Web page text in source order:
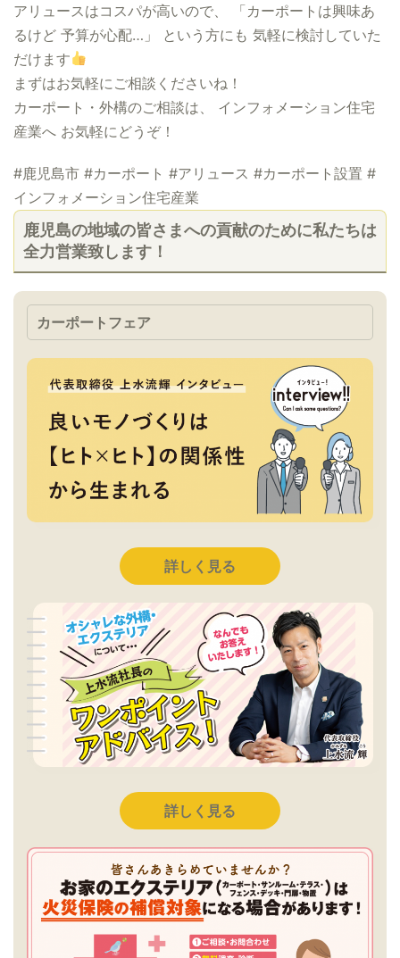
アリュースはコスパが高いので、 「カーポートは興味あ
るけど 予算が心配…」 という方にも 気軽に検討していた
だけます
まずはお気軽にご相談くださいね！
カーポート・外構のご相談は、 インフォメーション住宅
産業へ お気軽にどうぞ！
#鹿児島市 #カーポート #アリュース #カーポート設置 #
インフォメーション住宅産業
鹿児島の地域の皆さまへの貢献のために私たちは
全力営業致します！
カーポートフェア
詳しく見る
詳しく見る